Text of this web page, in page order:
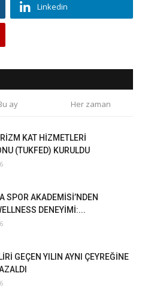
Linkedin
ay Her zaman
KAT HİZMETLERİ
(TUKFED) KURULDU
SPOR AKADEMİSİ’NDEN
DENEYİMİ:...
GEÇEN YILIN AYNI ÇEYREĞİNE